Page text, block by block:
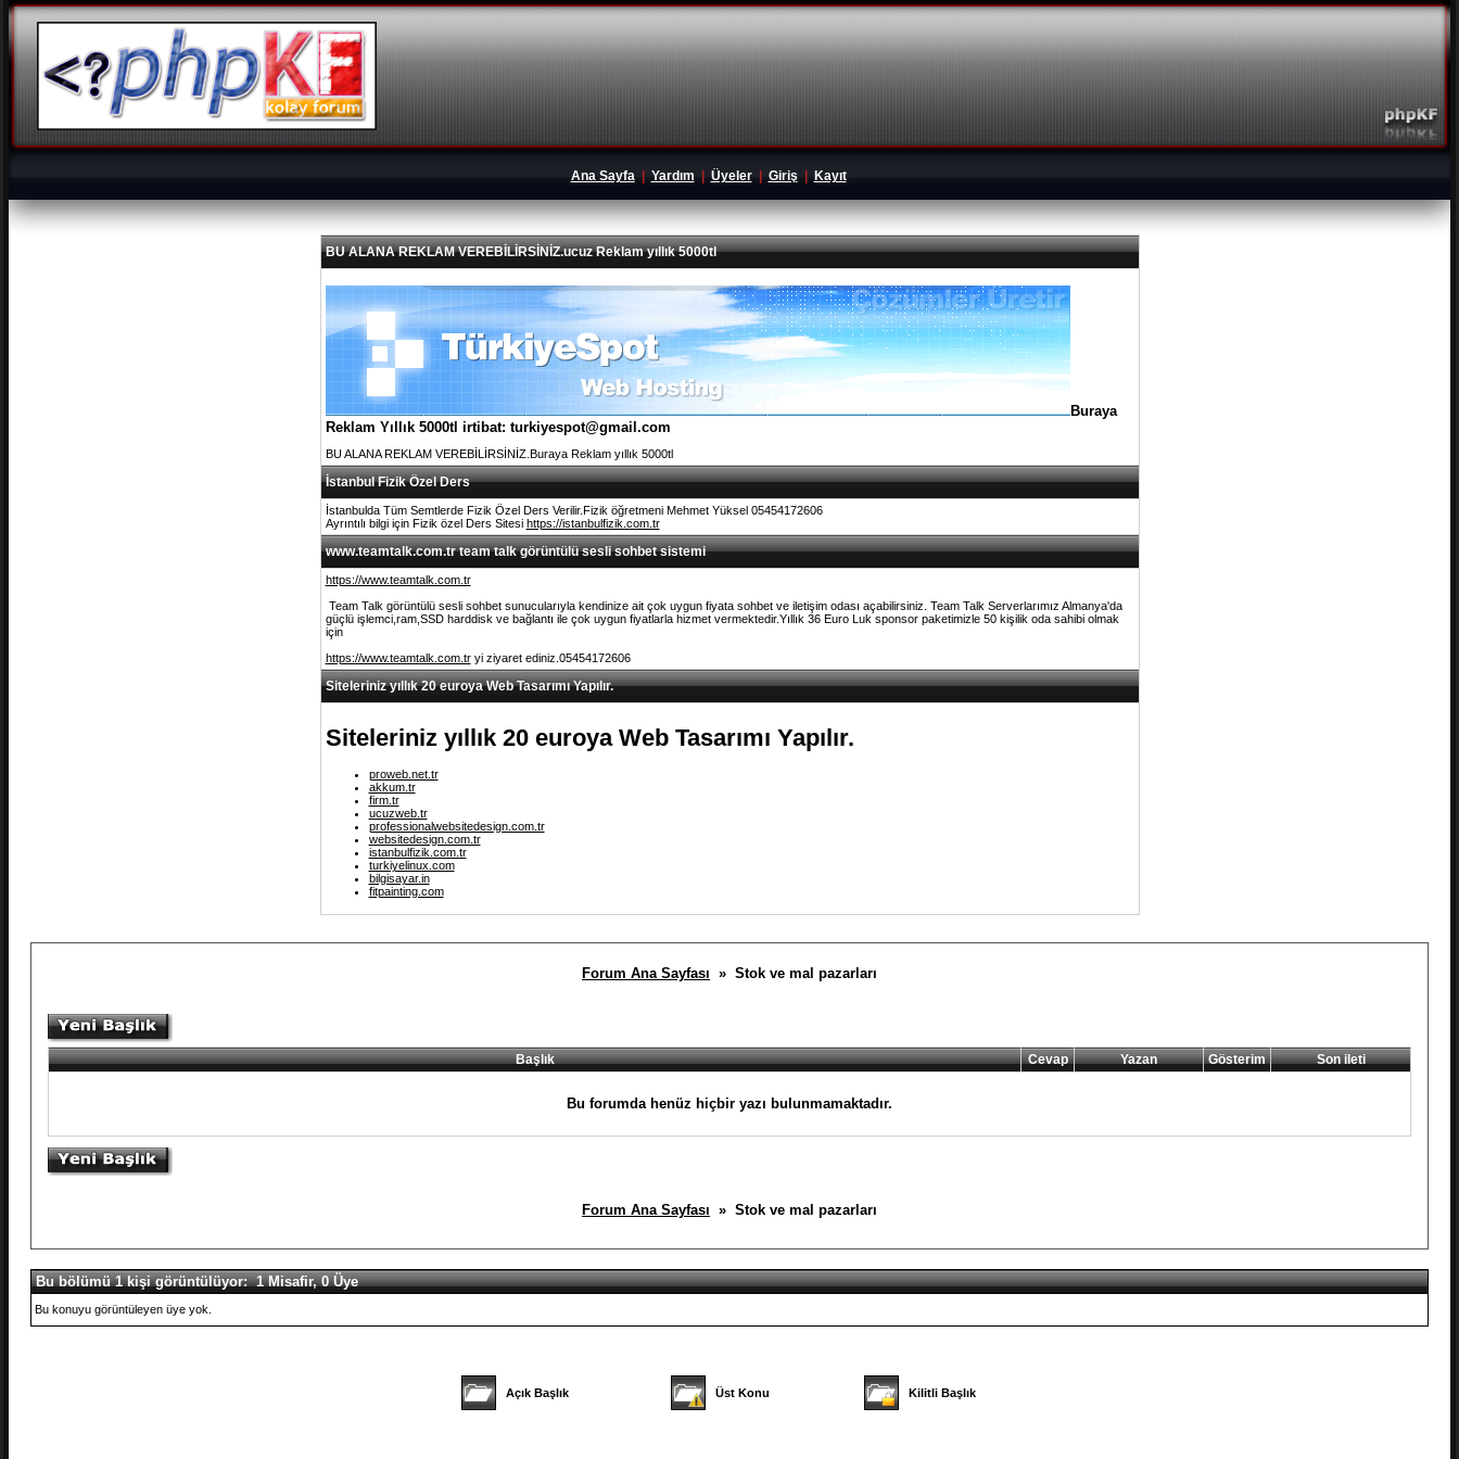
Ana Sayfa| Yardım Üyeler| Giriş| Kayıt
BU ALANA REKLAM VEREBİLİRSİNİZ.ucuz Reklam yıllık 5000tl
Buraya
Reklam Yıllık 5000tl irtibat: turkiyespot@gmail.com
BU ALANA REKLAM VEREBİLİRSİNİZ.Buraya Reklam yıllık 5000tl
İstanbul Fizik Özel Ders
İstanbulda Tüm Semtlerde Fizik Özel Ders Verilir.Fizik öğretmeni Mehmet Yüksel 05454172606
Ayrıntılı bilgi için Fizik özel Ders Sitesi https://istanbulfizik.com.tr
www.teamtalk.com.tr team talk görüntülü sesli sohbet sistemi
https://www.teamtalk.com.tr
Team Talk görüntülü sesli sohbet sunucularıyla kendinize ait çok uygun fiyata sohbet ve iletişim odası açabilirsiniz. Team Talk Serverlarımız Almanya'da
güçlü işlemci,ram,SSD harddisk ve bağlantı ile çok uygun fiyatlarla hizmet vermektedir.Yıllık 36 Euro Luk sponsor paketimizle 50 kişilik oda sahibi olmak
için
https://www.teamtalk.com.tryi ziyaret ediniz.05454172606
Siteleriniz yıllık 20 euroya Web Tasarımı Yapılır.
Siteleriniz yıllık 20 euroya Web Tasarımı Yapılır.
proweb.net.tr
akkum.tr
firm.tr
ucuzweb.tr
professionalwebsitedesign.com.tr
websitedesign.com.tr
istanbulfizik.com.tr
turkiyelinux.com
bilgisayar.in
fitpainting.com
Forum Ana Sayfası » Stok ve mal pazarları
Başlık Cevap Yazan Gösterim Son ileti
Bu forumda henüz hiçbir yazı bulunmamaktadır.
Forum Ana Sayfası » Stok ve mal pazarları
Bu bölümü 1 kişi görüntülüyor: 1 Misafir, 0 Üye
Bu konuyu görüntüleyen üye yok.
Açık Başlık Üst Konu Kilitli Başlık